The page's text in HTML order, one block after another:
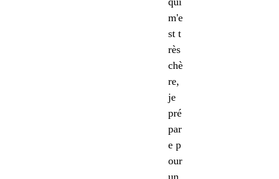
m'e
st t
rès
chè
re,
je
pré
par
e p
our
un